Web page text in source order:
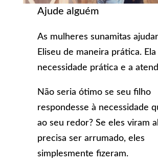
Ajude alguém
As mulheres sunamitas
Eliseu de maneira prática.
necessidade prática e a
Não seria ótimo se seu filho
respondesse à necessidade
ao seu redor? Se eles viram
precisa ser arrumado, eles
simplesmente fizeram.